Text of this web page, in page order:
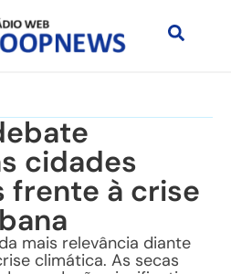
cidades
frente à crise
mais relevância diante
climática. As secas